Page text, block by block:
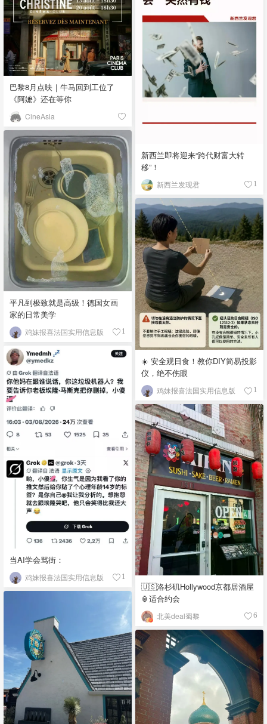
巴黎8月点映｜牛马回到工位了
《阿嬷》还在等你
CineAsia
新西兰即将迎来“跨代财富大转
移”！
新西兰发现君 1
平凡到极致就是高级！德国女画
家的日常美学
鸡妹报喜法国实用信息版 1
☀️ 安全观日食！教你DIY简易投影
仪，绝不伤眼
鸡妹报喜法国实用信息版 1
当AI学会骂街：
鸡妹报喜法国实用信息版 1
🇺🇸洛杉矶Hollywood京都居酒屋
🏮适合约会
北美deal蜀黎 6